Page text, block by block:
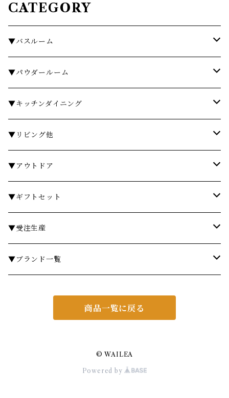
CATEGORY
▼バスルーム
タオル
バスローブ
石鹸・ボディソープ
入浴剤・バスソルト
ディスペンサー・ソープディッシュ
ボディケア
衣類ケア
ギフトセット・セット
▼パウダールーム
石鹸・ハンドウォッシュ
ディスペンサー・ソープディッシュ
歯ブラシスタンド・タンブラー
ハンドクリーム
ランドリーバスケット
ミラー
▼キッチンダイニング
お皿・プレート
グラス・コップ
カトラリー
箸・箸置き
ランチョンマット・コースター
キッチンツール
▼リビング他
フレグランス
フレグランスランプ
リードディフューザー
時計
キャンドル
フラワーベース
ティッシュケース
▼アウトドア
テーブル
椅子・スツール
その他
▼ギフトセット
￥3,000～
￥5,000～
▼受注生産
テーブル
▼ブランド一覧
あやせものづくり研究会
商品一覧に戻る
© WAILEA
Powered by